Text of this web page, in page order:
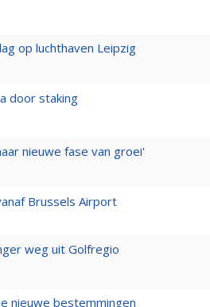
op luchthaven Leipzig
door staking
nieuwe fase van groei'
Brussels Airport
weg uit Golfregio
nieuwe bestemmingen